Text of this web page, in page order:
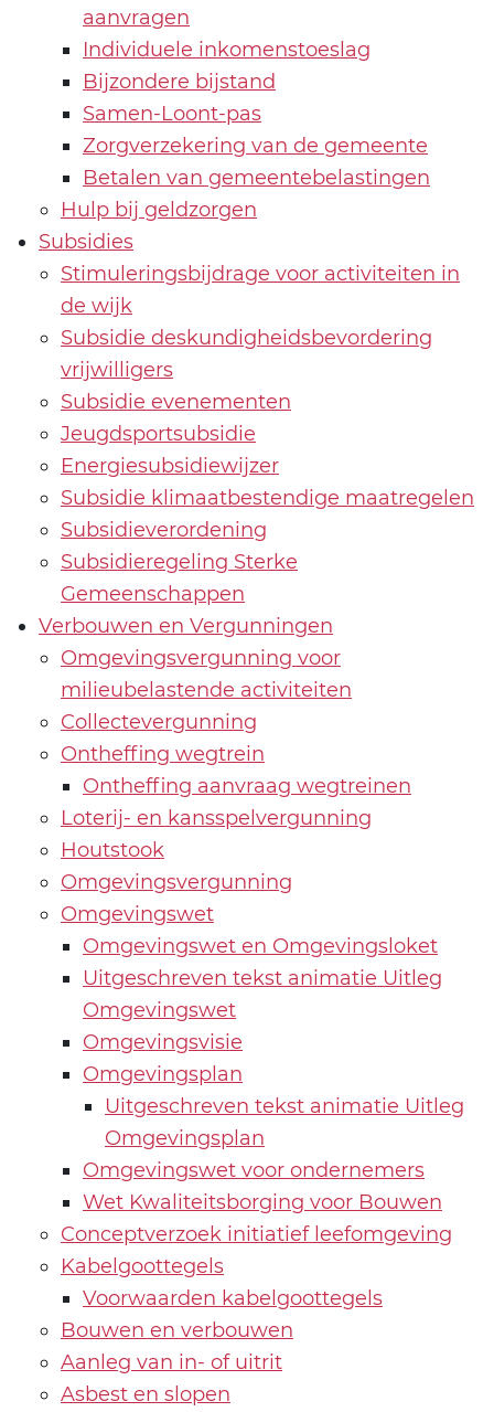
aanvragen
Individuele inkomenstoeslag
Bijzondere bijstand
Samen-Loont-pas
Zorgverzekering van de gemeente
Betalen van gemeentebelastingen
Hulp bij geldzorgen
Subsidies
Stimuleringsbijdrage voor activiteiten in
de wijk
Subsidie deskundigheidsbevordering
vrijwilligers
Subsidie evenementen
Jeugdsportsubsidie
Energiesubsidiewijzer
Subsidie klimaatbestendige maatregelen
Subsidieverordening
Subsidieregeling Sterke
Gemeenschappen
Verbouwen en Vergunningen
Omgevingsvergunning voor
milieubelastende activiteiten
Collectevergunning
Ontheffing wegtrein
Ontheffing aanvraag wegtreinen
Loterij- en kansspelvergunning
Houtstook
Omgevingsvergunning
Omgevingswet
Omgevingswet en Omgevingsloket
Uitgeschreven tekst animatie Uitleg
Omgevingswet
Omgevingsvisie
Omgevingsplan
Uitgeschreven tekst animatie Uitleg
Omgevingsplan
Omgevingswet voor ondernemers
Wet Kwaliteitsborging voor Bouwen
Conceptverzoek initiatief leefomgeving
Kabelgoottegels
Voorwaarden kabelgoottegels
Bouwen en verbouwen
Aanleg van in- of uitrit
Asbest en slopen